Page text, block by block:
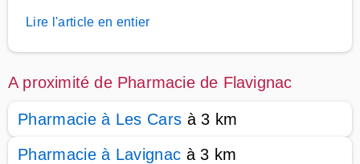
Lire l'article en entier
A proximité de Pharmacie de Flavignac
Pharmacie à Les Cars à 3 km
Pharmacie à Lavignac à 3 km